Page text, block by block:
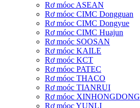
Rơ móoc ASEAN
Rơ móoc CIMC Dongguan
Rơ móoc CIMC Dongyue
Rơ móoc CIMC Huajun
Rơ moóc SOOSAN
Rơ móoc KAILE
Rơ moóc KCT
Rơ móoc PATEC
Rơ móoc THACO
Rơ moóc TIANRUI
Rơ móoc XINHONGDONG
Rơ móoc YUNLI